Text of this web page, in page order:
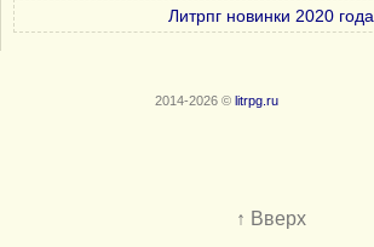
Литрпг новинки 2020 года
2014-2026 © litrpg.ru
↑ Вверх